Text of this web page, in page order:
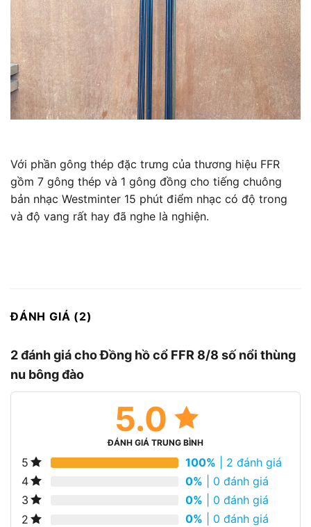
Với phần gông thép đặc trưng của thương hiệu FFR
gồm 7 gông thép và 1 gông đồng cho tiếng chuông
bản nhạc Westminter 15 phút điểm nhạc có độ trong
và độ vang rất hay đã nghe là nghiện.
ĐÁNH GIÁ (2)
2 đánh giá choĐồng hồ cổ FFR 8/8 số nổi thùng
nu bông đào
5.0
ĐÁNH GIÁ TRUNG BÌNH
5 100% | 2 đánh giá
4
0% | 0 đánh giá
3
0% | 0 đánh giá
2
0% | 0 đánh giá